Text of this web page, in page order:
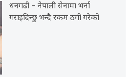
धनगढी – नेपाली सेनामा भर्ना
गराइदिन्छु भन्दै रकम ठगी गरेको